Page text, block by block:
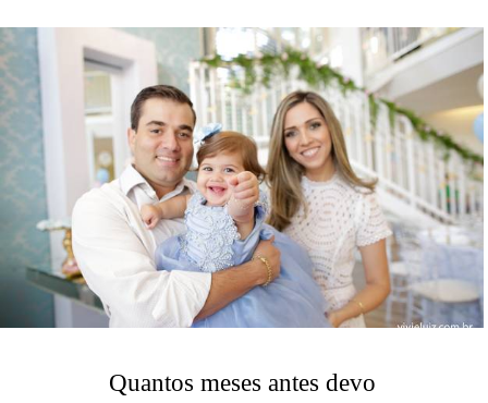
Quantos meses antes devo